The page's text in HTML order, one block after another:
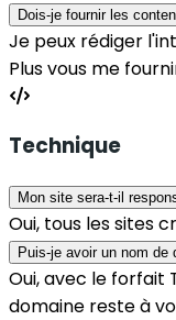
Dois-je fournir les
Je peux rédiger
Plus vous me
Technique
Mon site sera-t-il
Oui, tous les sites
Puis-je avoir un nom de
Oui, avec le forfait
domaine reste à